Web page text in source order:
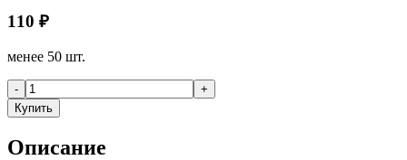
110 ₽
менее 50 шт.
-
+
Купить
Описание